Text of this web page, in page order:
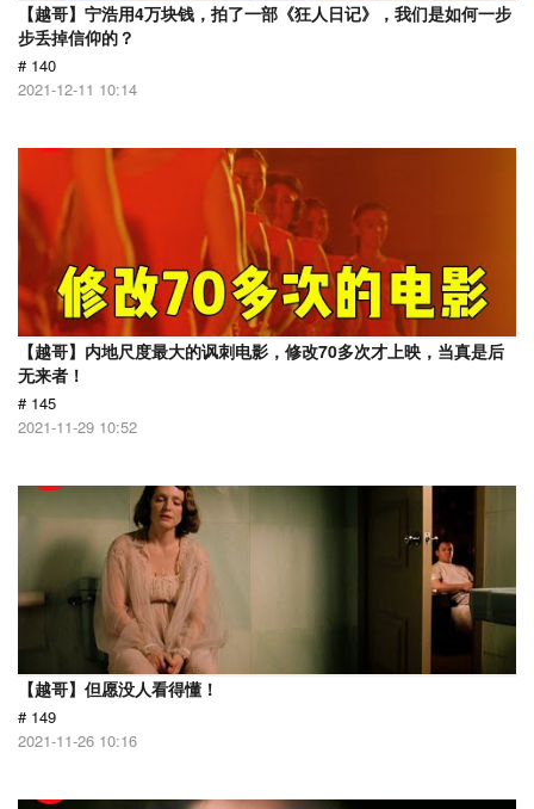
【越哥】宁浩用4万块钱，拍了一部《狂人日记》，我们是如何一步
步丢掉信仰的？
# 140
2021-12-11 10:14
【越哥】内地尺度最大的讽刺电影，修改70多次才上映，当真是后
无来者！
# 145
2021-11-29 10:52
【越哥】但愿没人看得懂！
# 149
2021-11-26 10:16